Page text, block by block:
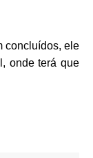
concluídos, ele
onde terá que